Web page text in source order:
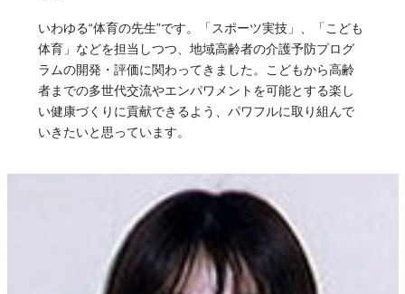
いわゆる“体育の先生”です。「スポーツ実技」、「こども
体育」などを担当しつつ、地域高齢者の介護予防プログ
ラムの開発・評価に関わってきました。こどもから高齢
者までの多世代交流やエンパワメントを可能とする楽し
い健康づくりに貢献できるよう、パワフルに取り組んで
いきたいと思っています。